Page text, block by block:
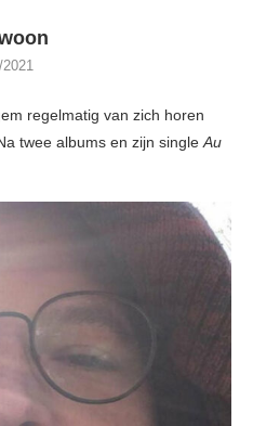
regelmatig van zich horen
twee albums en zijn singleAu